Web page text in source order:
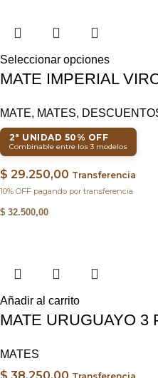
Seleccionar opciones
MATE IMPERIAL
MATE, MATES,
2ª UNIDAD 50% OFF
Combinable entre los 3 modelos
$ 29.250,00 Transferencia
10% OFF pagando por transferencia
$ 32.500,00
Añadir al carrito
MATE URUGUAYO 3
MATES